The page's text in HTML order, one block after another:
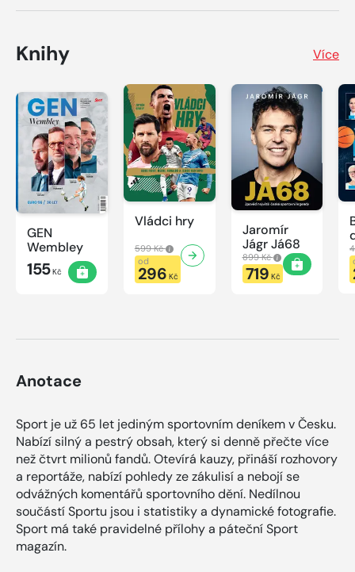
Knihy Více
GEN
Wembley
155Kč
Vládci hry
599 Kč
od
296 Kč
Jaromír
Jágr Já68
899 Kč
719 Kč
Anotace
Sport je už 65 let jediným sportovním deníkem v Česku.
Nabízí silný a pestrý obsah, který si denně přečte více
než čtvrt milionů fandů. Otevírá kauzy, přináší rozhovory
a reportáže, nabízí pohledy ze zákulisí a nebojí se
odvážných komentářů sportovního dění. Nedílnou
součástí Sportu jsou i statistiky a dynamické fotografie.
Sport má také pravidelné přílohy a páteční Sport
magazín.